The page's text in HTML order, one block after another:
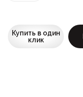
Купить в один
клик